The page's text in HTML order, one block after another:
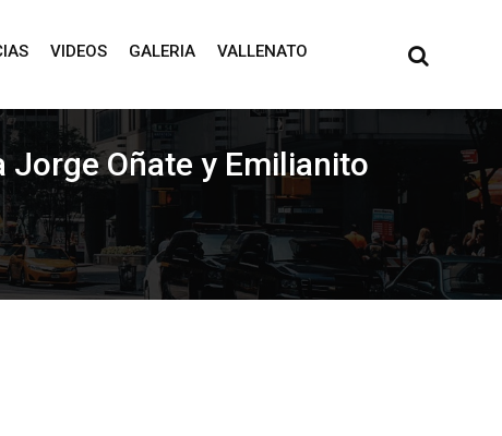
VIDEOS GALERIA VALLENATO
Jorge Oñate y Emilianito